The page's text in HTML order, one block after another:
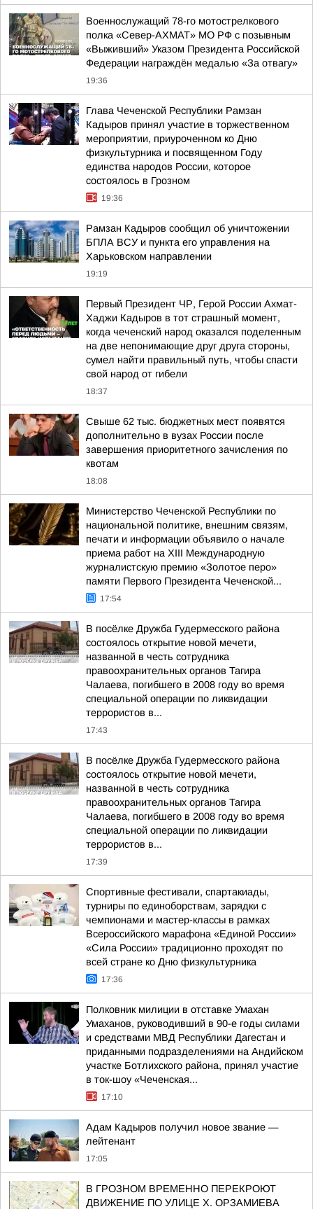
Военнослужащий 78-го мотострелкового
полка «Север-АХМАТ» МО РФ с позывным
«Выживший» Указом Президента Российской
Федерации награждён медалью «За отвагу»
19:36
Глава Чеченской Республики Рамзан
Кадыров принял участие в торжественном
мероприятии, приуроченном ко Дню
физкультурника и посвященном Году
единства народов России, которое
состоялось в Грозном
19:36
Рамзан Кадыров сообщил об уничтожении
БПЛА ВСУ и пункта его управления на
Харьковском направлении
19:19
Первый Президент ЧР, Герой России Ахмат-
Хаджи Кадыров в тот страшный момент,
когда чеченский народ оказался поделенным
на две непонимающие друг друга стороны,
сумел найти правильный путь, чтобы спасти
свой народ от гибели
18:37
Свыше 62 тыс. бюджетных мест появятся
дополнительно в вузах России после
завершения приоритетного зачисления по
квотам
18:08
Министерство Чеченской Республики по
национальной политике, внешним связям,
печати и информации объявило о начале
приема работ на XIII Международную
журналистскую премию «Золотое перо»
памяти Первого Президента Чеченской...
17:54
В посёлке Дружба Гудермесского района
состоялось открытие новой мечети,
названной в честь сотрудника
правоохранительных органов Тагира
Чалаева, погибшего в 2008 году во время
специальной операции по ликвидации
террористов в...
17:43
В посёлке Дружба Гудермесского района
состоялось открытие новой мечети,
названной в честь сотрудника
правоохранительных органов Тагира
Чалаева, погибшего в 2008 году во время
специальной операции по ликвидации
террористов в...
17:39
Спортивные фестивали, спартакиады,
турниры по единоборствам, зарядки с
чемпионами и мастер-классы в рамках
Всероссийского марафона «Единой России»
«Сила России» традиционно проходят по
всей стране ко Дню физкультурника
17:36
Полковник милиции в отставке Умахан
Умаханов, руководивший в 90-е годы силами
и средствами МВД Республики Дагестан и
приданными подразделениями на Андийском
участке Ботлихского района, принял участие
в ток-шоу «Чеченская...
17:10
Адам Кадыров получил новое звание —
лейтенант
17:05
В ГРОЗНОМ ВРЕМЕННО ПЕРЕКРОЮТ
ДВИЖЕНИЕ ПО УЛИЦЕ Х. ОРЗАМИЕВА